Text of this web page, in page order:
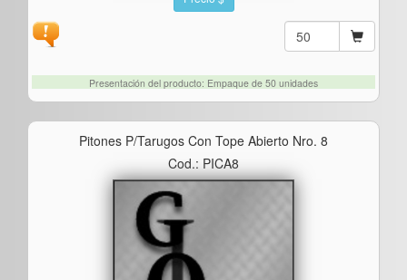
Presentación del producto: Empaque de 50 unidades
Pitones P/tarugos Con Tope Abierto Nro. 8
Cod.: PICA8